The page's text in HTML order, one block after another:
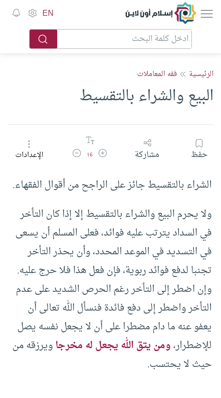
إسلام أون لاين EN
الرئيسية فقه المعاملات
البيع والشراء بالتقسيط
حفظ مشاركة زيادة حجم الخط
16 تقليل حجم الخطالإعدادات
الشراء بالتقسيط جائز على الراجح من أقوال الفقهاء.
ولا يحرم البيع والشراء بالتقسيط إلا إذا كان التأخر
في السداد يترتب عليه فوائد، فعلى المسلم أن يسعى
في التسديد في الموعد المحدد، وأن يحذر التأخر
تجنبا لدفع فوائد ربوية، فإن فعل هذا فلا حرج عليه.
وإن اضطر إلى التأخر رغم الحرص الشديد على عدم
التأخر واضطر إلى دفع فائدة فنسأل الله تعالى أن
يعفو عنه ما دام مضطرا على أن لا يجعل نفسه يصل
للإضطرار،ومن يتق الله يجعل له مخرجاويرزقه من
حيث لا يحتسب.